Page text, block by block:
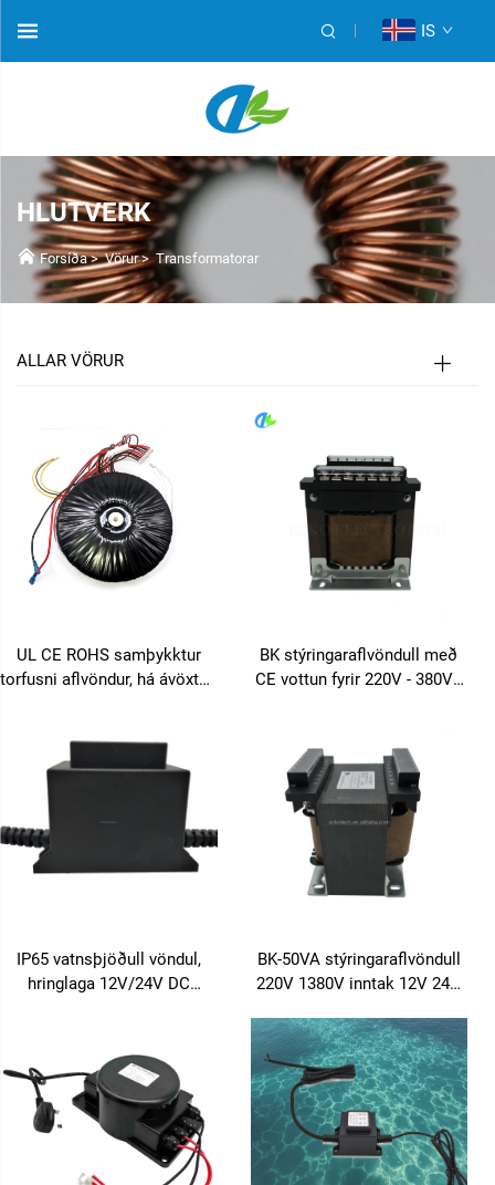
IS
HLUTVERK
Forsíða>Vörur>Transformatorar
ALLAR VÖRUR
UL CE ROHS samþykktur
torfusni aflvöndur, há ávöxtun
BK stýringaraflvöndull með
CE vottun fyrir 220V - 380V í
IP65 vatnsþjöðull vöndul,
hringlaga 12V/24V DC
rafvöruframleiðsla utanhúss
100W-500W
BK-50VA stýringaraflvöndull
220V 1380V inntak 12V 24V
kopar BK gerð fyrir 220
VAC/24VAC vinnu